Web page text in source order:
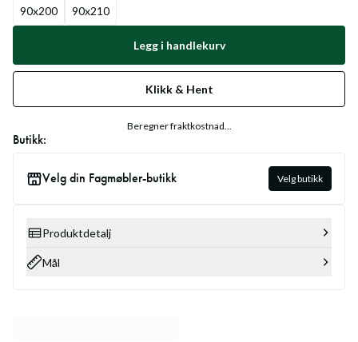
90x200 90x210
Legg i handlekurv
Klikk & Hent
Beregner fraktkostnad...
Butikk:
Velg din Fagmøbler-butikk Velg butikk
Produktdetalj
Mål